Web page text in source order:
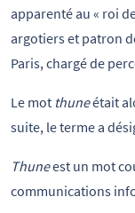
apparenté au « roi
argotiers et patron
Paris, chargé de
Le mot thuneétait
suite, le terme a
Thuneest un mot
communications